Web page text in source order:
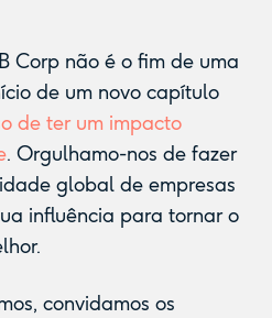
Corp não é o fim de uma
de um novo capítulo
de ter um impacto
. Orgulhamo-nos de fazer
global de empresas
influência para tornar o
convidamos os